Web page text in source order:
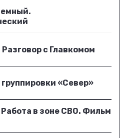
с Главкомом
«Север»
в зоне СВО. Фильм